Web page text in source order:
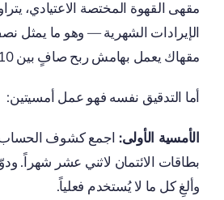
الإيرادات الشهرية — وهو ما يمثل
مقهاك يعمل بهامش ربح صافٍ بين 10 و15%.
أما التدقيق نفسه فهو عمل أمسيتين:
الأمسية الأولى: اجمع كشوف الحساب
بطاقات الائتمان لاثني عشر شهراً.
وألغِ كل ما لا يُستخدم فعلياً.